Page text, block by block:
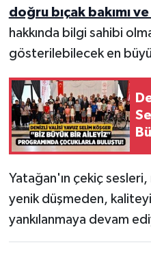
doğru bıçak bakımı
hakkında bilgi sahibi
gösterilebilecek en
Yatağan'ın çekiç sesleri,
yenik düşmeden,
yankılanmaya devam